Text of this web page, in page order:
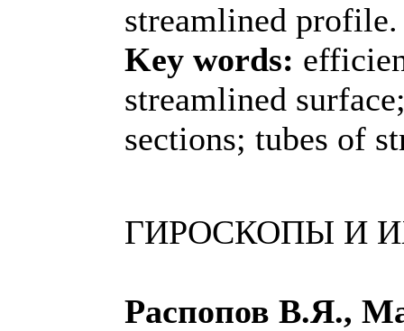
streamlined profile.
Key words:
streamlined
sections; tubes of
ГИРОСКОПЫ И
Распопов В.Я.,